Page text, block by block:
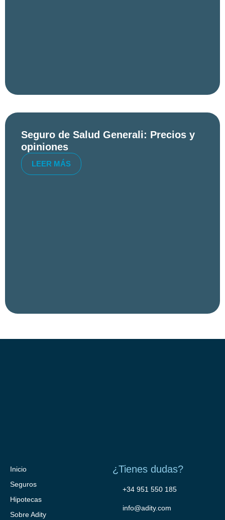
Seguro de Salud Generali: Precios y
opiniones
LEER MÁS
Inicio
Seguros
Hipotecas
Sobre Adity
¿Tienes dudas?
+34 951 550 185
info@adity.com